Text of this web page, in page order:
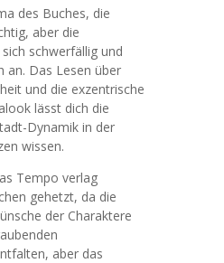
des Buches, die
aber die
schwerfällig und
an. Das Lesen über
und die exzentrische
lässt dich die
Dynamik in der
wissen.
Tempo verlag
gehetzt, da die
der Charaktere
aber das